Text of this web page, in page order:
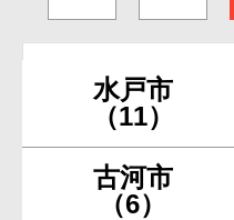
水戸市
（11）
古河市
（6）